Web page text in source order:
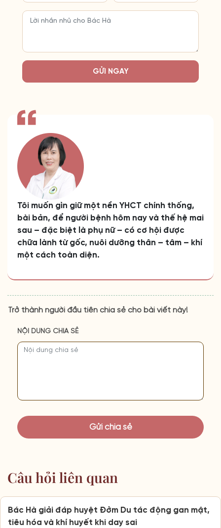
GỬI NGAY
Tôi muốn gìn giữ một nền YHCT chính thống,
bài bản, để người bệnh hôm nay và thế hệ mai
sau – đặc biệt là phụ nữ – có cơ hội được
chữa lành từ gốc, nuôi dưỡng thân – tâm – khí
một cách toàn diện.
Trở thành người đầu tiên chia sẻ cho bài viết này!
NỘI DUNG CHIA SẺ
Câu hỏi liên quan
Bác Hà giải đáp huyệt Đởm Du tác động gan mật,
tiêu hóa và khí huyết khi day sai